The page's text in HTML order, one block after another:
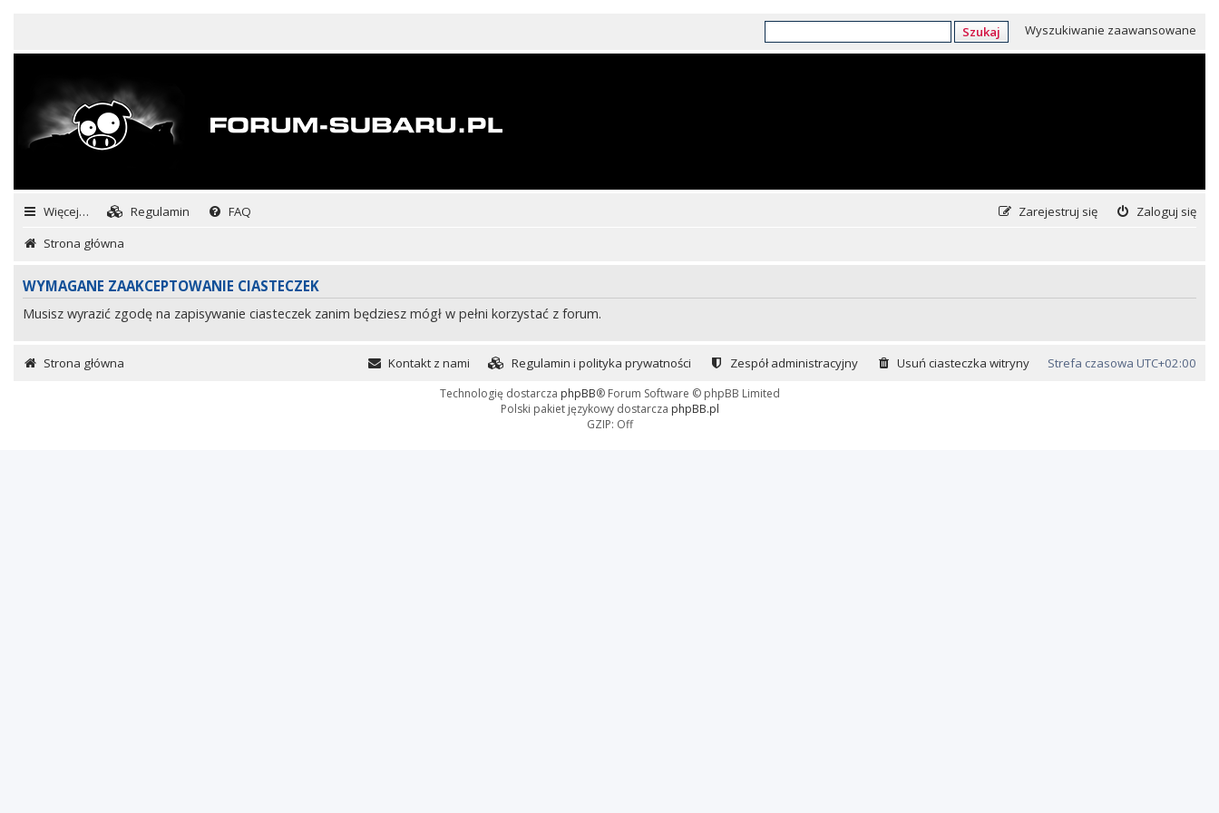
Szukaj Wyszukiwanie zaawansowane
Więcej… Regulamin FAQ Zaloguj się
Zarejestruj się
Strona główna
WYMAGANE ZAAKCEPTOWANIE CIASTECZEK
Musisz wyrazić zgodę na zapisywanie ciasteczek zanim będziesz mógł w pełni korzystać z forum.
Strona główna Strefa czasowa UTC+02:00
Usuń ciasteczka witryny
Zespół administracyjny
Regulamin i polityka prywatności
Kontakt z nami
Technologię dostarcza phpBB® Forum Software © phpBB Limited
Polski pakiet językowy dostarcza phpBB.pl
GZIP: Off